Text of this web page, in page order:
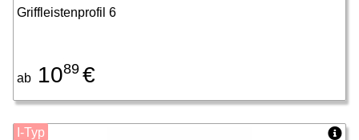
Griffleistenprofil 6
ab 1089 €
I-Typ